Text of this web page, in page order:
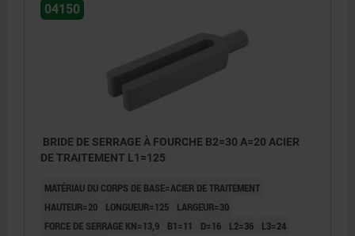
04150
BRIDE DE SERRAGE À FOURCHE B2=30 A=20 ACIER
DE TRAITEMENT L1=125
MATÉRIAU DU CORPS DE BASE=ACIER DE TRAITEMENT
HAUTEUR=20
LONGUEUR=125
LARGEUR=30
FORCE DE SERRAGE KN=13,9
B1=11 D=16 L2=36
L3=24